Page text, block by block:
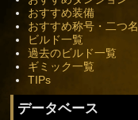
おすすめ装備
おすすめ称号・二つ名
ビルド一覧
過去のビルド一覧
ギミック一覧
TIPs
データベース